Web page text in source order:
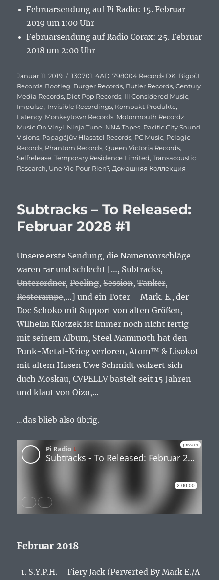
Februarsendung auf Pi Radio: 15. Februar
2019 um 1:00 Uhr
Februarsendung auf Radio Corax: 25. Februar
2018 um 2:00 Uhr
Veröffentlicht
am
Januar 11, 2019 Schlagwörter
130701,4AD,798004 Records DK, Bigoût
Records, Bootleg, Burger Records, Butler Records,Century
Media Records, Diet Pop Records, Ill Considered Music,
Impulse!, Invisible Recordings, Kompakt Produkte,
Latency, Monkeytown Records, Motormouth Recordz,
Music On Vinyl, Ninja Tune, NNA Tapes, Pacific City Sound
Visions, Papagájův Hlasatel Records, PC Music, Pelagic
Records, Phantom Records,Queen Victoria Records,
Selfrelease,Temporary Residence Limited,Transacoustic
Research, Une Vie Pour Rien?,Домашняя Коллекция
Subtracks – To Released:
Februar 2028 #1
Unsere erste Sendung, die Namenvorschläge
waren rar und schlecht […, Subtracks,
Unterordner,Peeling,Session,Tanker,
Resterampe,…] und ein Toter – Mark. E., der
Doc Schoko mit Support von alten Größen,
Wilhelm Klotzek ist immer noch nicht fertig
mit seinem Album, Steel Mammoth hat den
Punk-Metal-Krieg verloren, Atom™ & Lisokot
mit altem Hasen Uwe Schmidt walzert sich
duch Moskau, CVPELLV bastelt seit 15 Jahren
und klaut von Oizo,…
…das blieb also übrig.
Februar 2018
S.Y.P.H. – Fiery Jack (Perverted By Mark E./A